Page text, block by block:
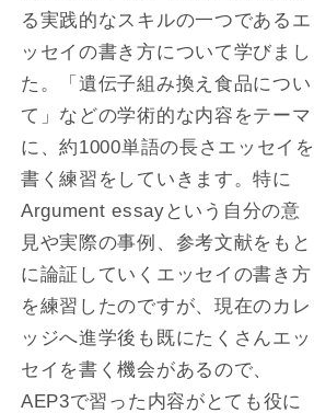
る実践的なスキルの一つであるエ
ッセイの書き方について学びまし
た。「遺伝子組み換え食品につい
て」などの学術的な内容をテーマ
に、約1000単語の長さエッセイを
書く練習をしていきます。特に
Argument essayという自分の意
見や実際の事例、参考文献をもと
に論証していくエッセイの書き方
を練習したのですが、現在のカレ
ッジへ進学後も既にたくさんエッ
セイを書く機会があるので、
AEP3で習った内容がとても役に